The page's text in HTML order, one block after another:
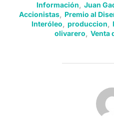
Información
Juan
Accionistas, Premio al
Interóleo
produccion
olivarero
Venta
POST